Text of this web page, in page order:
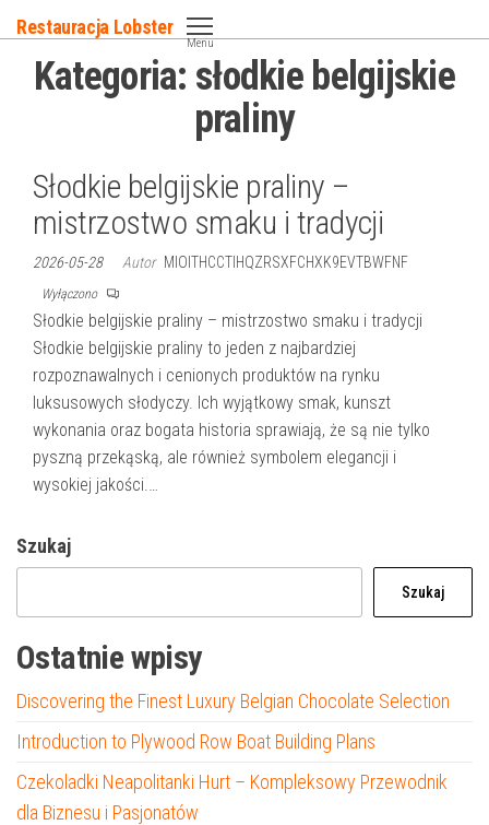
do
Restauracja Lobster
Menu
Kategoria: słodkie belgijskie
praliny
Słodkie belgijskie praliny –
mistrzostwo smaku i tradycji
2026-05-28 Autor MIOITHCCTIHQZRSXFCHXK9EVTBWFNF
Wyłączono
Słodkie belgijskie praliny – mistrzostwo smaku i tradycji
Słodkie belgijskie praliny to jeden z najbardziej
rozpoznawalnych i cenionych produktów na rynku
luksusowych słodyczy. Ich wyjątkowy smak, kunszt
wykonania oraz bogata historia sprawiają, że są nie tylko
pyszną przekąską, ale również symbolem elegancji i
wysokiej jakości.…
Szukaj
Szukaj
Ostatnie wpisy
Discovering the Finest Luxury Belgian Chocolate Selection
Introduction to Plywood Row Boat Building Plans
Czekoladki Neapolitanki Hurt – Kompleksowy Przewodnik
dla Biznesu i Pasjonatów